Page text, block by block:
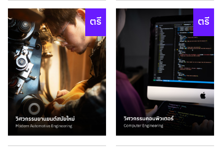
ตรี ตรี